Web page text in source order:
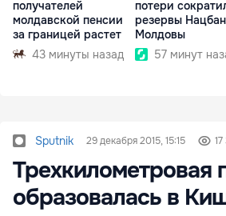
получателей
молдавской пенсии
за границей растет
43 минуты назад
потери
резервы
Молдовы
57 минут
Sputnik 29 декабря 2015, 15:15
Трехкилометровая
образовалась в